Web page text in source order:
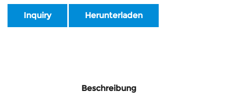
Inquiry Herunterladen
Beschreibung